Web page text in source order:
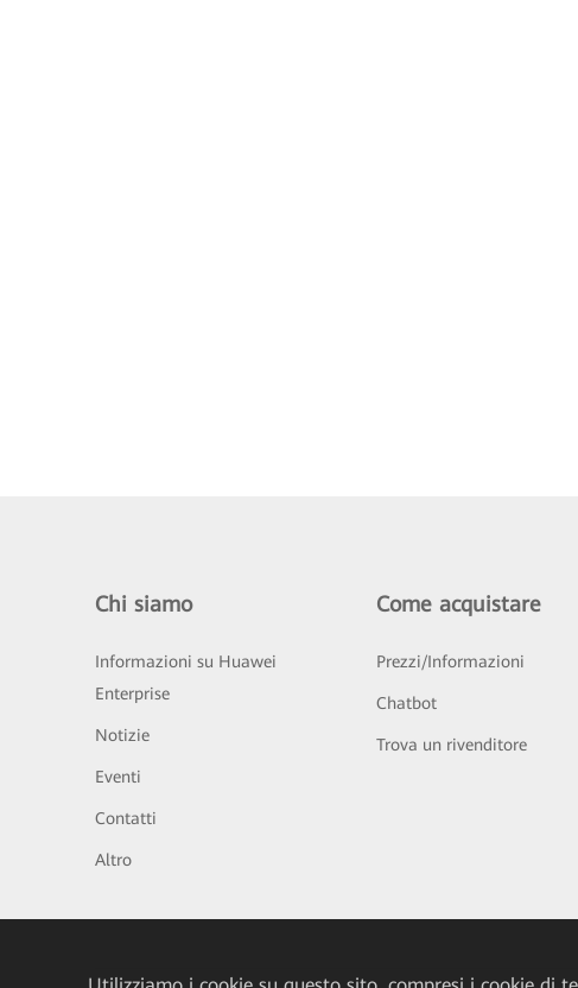
Chi siamo
Informazioni su Huawei
Enterprise
Notizie
Eventi
Contatti
Altro
Come acquistare
Prezzi/Informazioni
Chatbot
Trova un rivenditore